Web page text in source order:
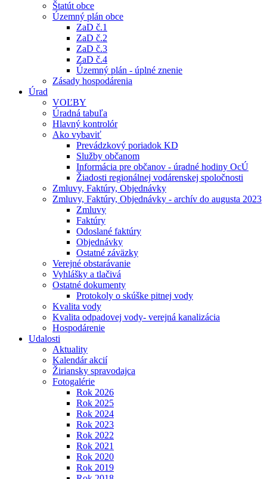
Štatút obce
Územný plán obce
ZaD č.1
ZaD č.2
ZaD č.3
ZaD č.4
Územný plán - úplné znenie
Zásady hospodárenia
Úrad
VOĽBY
Úradná tabuľa
Hlavný kontrolór
Ako vybaviť
Prevádzkový poriadok KD
Služby občanom
Informácia pre občanov - úradné hodiny OcÚ
Žiadosti regionálnej vodárenskej spoločnosti
Zmluvy, Faktúry, Objednávky
Zmluvy, Faktúry, Objednávky - archív do augusta 2023
Zmluvy
Faktúry
Odoslané faktúry
Objednávky
Ostatné záväzky
Verejné obstarávanie
Vyhlášky a tlačivá
Ostatné dokumenty
Protokoly o skúške pitnej vody
Kvalita vody
Kvalita odpadovej vody- verejná kanalizácia
Hospodárenie
Udalosti
Aktuality
Kalendár akcií
Žiriansky spravodajca
Fotogalérie
Rok 2026
Rok 2025
Rok 2024
Rok 2023
Rok 2022
Rok 2021
Rok 2020
Rok 2019